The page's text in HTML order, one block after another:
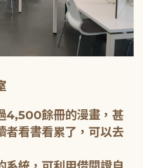
4,500餘冊的漫畫，甚
者看書看累了，可以去